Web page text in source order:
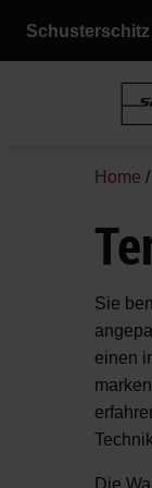
Schusterschitz
Home /
Sie
einen